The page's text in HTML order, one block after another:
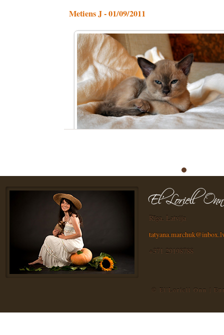
Metiens J - 01/09/2011
Rīga, Latvija
+371 29198788
© El'Loriell Onn |